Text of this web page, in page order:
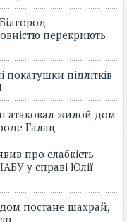
перекриють
підлітків
атаковал жилой дом
Галац
про слабкість
у справі Юлії
постане шахрай,